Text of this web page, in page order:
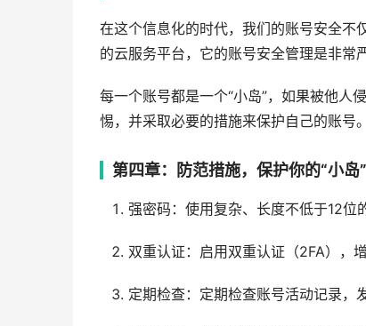
在这个信息化的时代，我们的账号安全不
的云服务平台，它的账号安全管理是非常
每一个账号都是一个“小岛”，如果被他人
惕，并采取必要的措施来保护自己的账号
第四章：防范措施，保护你的“小岛”
强密码：使用复杂、长度不低于12位
双重认证：启用双重认证（2FA），
定期检查：定期检查账号活动记录，